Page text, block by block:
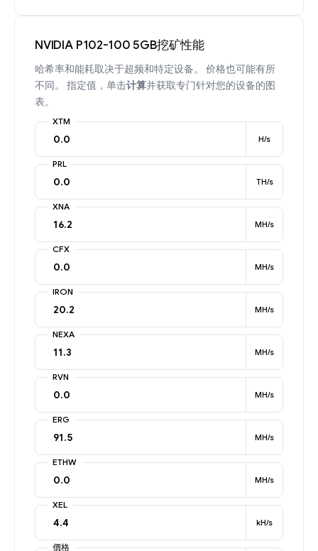
NVIDIA P102-100 5GB挖矿性能
哈希率和能耗取决于超频和特定设备。 价格也可能有所
不同。 指定值，单击计算并获取专门针对您的设备的图
表。
XTM
H/s
PRL
TH/s
XNA
MH/s
CFX
MH/s
IRON
MH/s
NEXA
MH/s
RVN
MH/s
ERG
MH/s
ETHW
MH/s
XEL
kH/s
價格